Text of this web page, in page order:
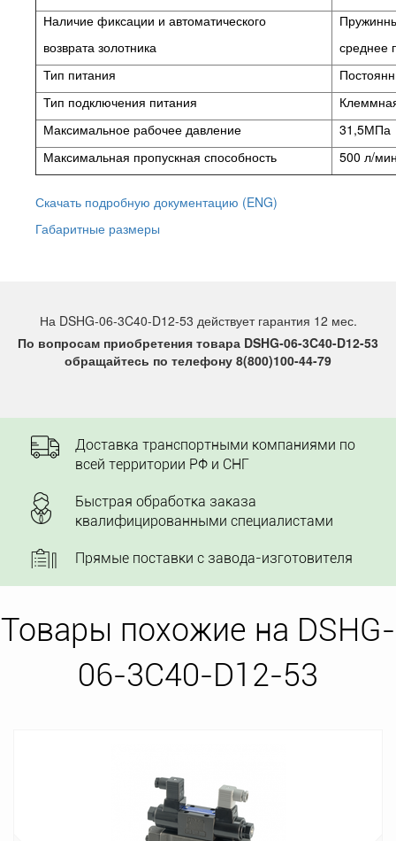
Наличие фиксации и автоматического
возврата золотника
среднее
Тип питания
Тип подключения питания
Максимальное рабочее давление
31,5МПа
Максимальная пропускная способность
500 л/
Скачать подробную документацию (ENG)
Габаритные размеры
На DSHG-06-3C40-D12-53 действует гарантия 12 мес.
По вопросам приобретения товара DSHG-06-3C40-D12-53
обращайтесь по телефону 8(800)100-44-79
Доставка транспортными компаниями по
всей территории РФ и СНГ
Быстрая обработка заказа
квалифицированными специалистами
Прямые поставки с завода-изготовителя
Товары похожие на DSHG-
06-3C40-D12-53